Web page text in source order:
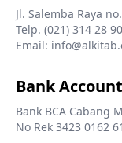
Jl. Salemba Raya
Telp. (021) 314 28 90
Email:
Bank Account
Bank BCA Cabang
No Rek 3423 0162 61